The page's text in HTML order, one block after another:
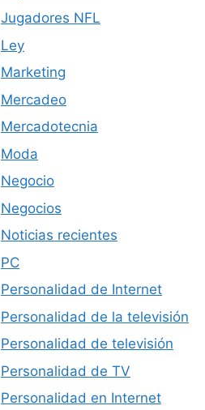
Jugadores NFL
Ley
Marketing
Mercadeo
Mercadotecnia
Moda
Negocio
Negocios
Noticias recientes
PC
Personalidad de Internet
Personalidad de la televisión
Personalidad de televisión
Personalidad de TV
Personalidad en Internet